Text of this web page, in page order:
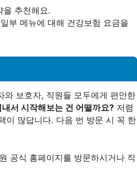
을 추천해요.
부 메뉴에 대해 건강보험 요금을
와 보호자, 직원들 모두에게 편안한
서 시작해보는 건 어떨까요? 저렴
이 많답니다. 다음 번 방문 시 꼭 한
공식 홈페이지를 방문하시거나 직